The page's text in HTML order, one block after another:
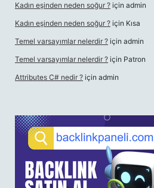
Kadın eşinden neden soğur ? için admin
Kadın eşinden neden soğur ? için Kısa
Temel varsayımlar nelerdir ? için admin
Temel varsayımlar nelerdir ? için Patron
Attributes C# nedir ? için admin